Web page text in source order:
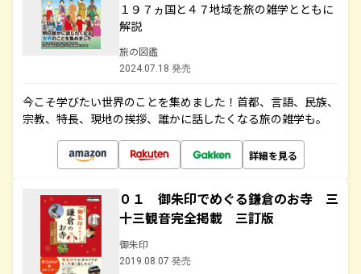
１９７ヵ国と４７地域を旅の雑学とともに
解説
旅の図鑑
2024.07.18 発売
今こそ学びたい世界のことを集めました！首都、言語、民族、
宗教、特長、現地の挨拶、誰かに話したくなる旅の雑学も。
詳細を見る
０１ 御朱印でめぐる鎌倉のお寺 三
十三観音完全掲載 三訂版
御朱印
2019.08.07 発売